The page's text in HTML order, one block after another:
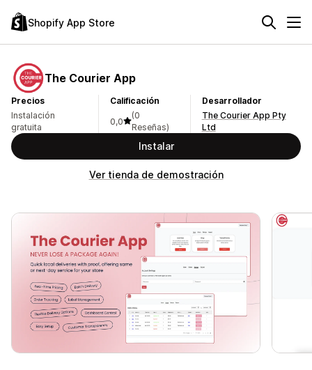
Shopify App Store
The Courier App
Precios
Instalación
gratuita
Calificación
0,0
(0
Reseñas)
Desarrollador
The Courier App Pty
Ltd
Instalar
Ver tienda de demostración